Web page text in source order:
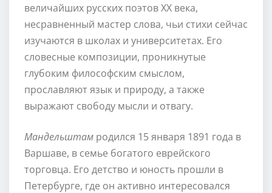
величайших русских поэтов XX века,
несравненный мастер слова, чьи стихи сейчас
изучаются в школах и университетах. Его
словесные композиции, проникнутые
глубоким философским смыслом,
прославляют язык и природу, а также
выражают свободу мысли и отвагу.
Мандельштам родился 15 января 1891 года в
Варшаве, в семье богатого еврейского
торговца. Его детство и юность прошли в
Петербурге, где он активно интересовался